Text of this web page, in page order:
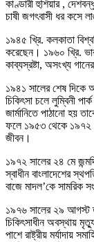
কাণ্ডারী হুশিয়ার ,
চাষী জগৎবাসী ধর কসে
১৯৪৫ খ্রি. কলকাতা
করেছেন। ১৯৬০ খ্রি.
কাব্যস্রষ্টা, অসংখ্য
১৯৪১ সালের শেষ
চিকিৎসা চলে লুম্বিনী
জার্মানিতে পাঠানো হয়
ফলে ১৯৫৩ থেকে ১৯৭২
জীবন।
১৯৭২ সালের ২৪ মে
স্বাধীন বাংলাদেশের
বাজে মাদল’কে সামরিক
১৯৭৬ সালের ২৯ আগস্ট
চিকিৎসাধীন অবস্থায়
পাশে রাষ্ট্রীয় মর্যাদায়